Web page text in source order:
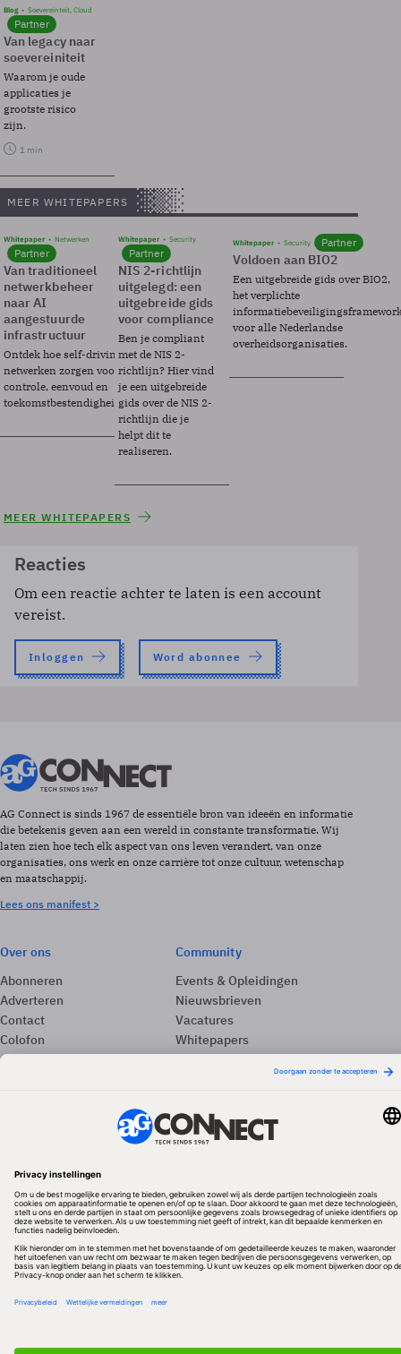
Blog Soevereinteit, Cloud
Partner
Van legacy naar
soevereiniteit
Waarom je oude
applicaties je
grootste risico
zijn.
1 min
MEER WHITEPAPERS
Whitepaper Netwerken
Partner
Van traditioneel
netwerkbeheer
naar AI
aangestuurde
infrastructuur
Ontdek hoe self-driving
netwerken zorgen voor
controle, eenvoud en
toekomstbestendigheid.
Whitepaper Security
Partner
NIS 2-richtlijn
uitgelegd: een
uitgebreide gids
voor compliance
Ben je compliant
met de NIS 2-
richtlijn? Hier vind
je een uitgebreide
gids over de NIS 2-
richtlijn die je
helpt dit te
realiseren.
Whitepaper Security Partner
Voldoen aan BIO2
Een uitgebreide gids over BIO2,
het verplichte
voor alle Nederlandse
overheidsorganisaties.
MEER WHITEPAPERS
Reacties
Om een reactie achter te laten is een account
vereist.
Inloggen Word abonnee
AG Connect is sinds 1967 de essentiële bron van ideeën en informatie
die betekenis geven aan een wereld in constante transformatie. Wij
laten zien hoe tech elk aspect van ons leven verandert, van onze
organisaties, ons werk en onze carrière tot onze cultuur, wetenschap
en maatschappij.
Lees ons manifest >
Over ons
Abonneren
Adverteren
Contact
Colofon
Onze app
Community
Events & Opleidingen
Nieuwsbrieven
Vacatures
Whitepapers
Redactionele partner
Privacy & Cookies